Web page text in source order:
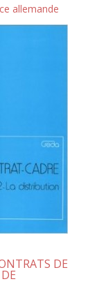
allemande
DE